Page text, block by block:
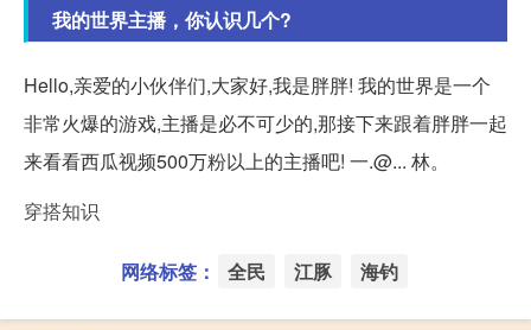
我的世界主播，你认识几个?
Hello,亲爱的小伙伴们,大家好,我是胖胖! 我的世界是一个
非常火爆的游戏,主播是必不可少的,那接下来跟着胖胖一起
来看看西瓜视频500万粉以上的主播吧! 一.@... 林。
穿搭知识
网络标签： 全民 江豚 海钓